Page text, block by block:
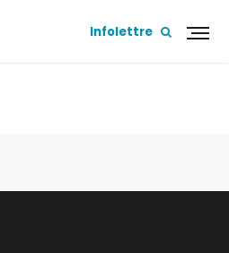
Infolettre